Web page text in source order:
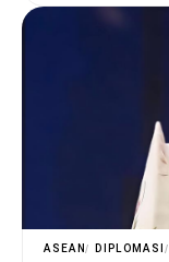
ASEAN DIPLOMASI